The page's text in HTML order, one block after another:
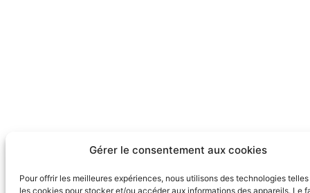
Gérer le consentement aux cookies
Pour offrir les meilleures expériences, nous utilisons des technologies
les cookies pour stocker et/ou accéder aux informations des appareils. Le